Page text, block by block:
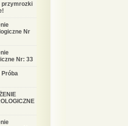
przymrozki
Nr
Nr: 33
Próba